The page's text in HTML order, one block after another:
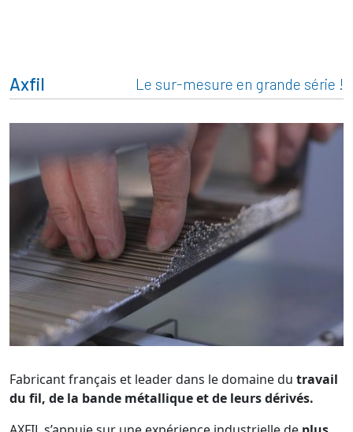
Axfil Le sur-mesure en grande série !
Fabricant français et leader dans le domaine du travail
du fil, de la bande métallique et de leurs dérivés.